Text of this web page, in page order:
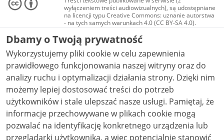
wyłączeniem treści audiowizualnych), są udostępniane
na licencji typu Creative Commons: uznanie autorstwa
- na tych samych warunkach 4.0 (CC BY-SA 4.0).
Materiały audiowizualne, w tym zdjęcia, materiały
audio i wideo, są udostępniane na licencji typu
Creative Commons: uznanie autorstwa użycie
niekomercyjne - bez utworów zależnych 4.0 (CC BY-
NC-ND 4.0), o ile nie jest to stwierdzone inaczej.
Dbamy o Twoją prywatność
Wykorzystujemy pliki cookie w celu zapewnienia
prawidłowego funkcjonowania naszej witryny oraz do
analizy ruchu i optymalizacji działania strony. Dzięki nim
możemy lepiej dostosować treści do potrzeb
użytkowników i stale ulepszać nasze usługi. Pamiętaj, że
informacje przechowywane w plikach cookie mogą
pozwalać na identyfikację konkretnego urządzenia lub
przeglądarki użytkownika, a więc potencjalnie stanowić